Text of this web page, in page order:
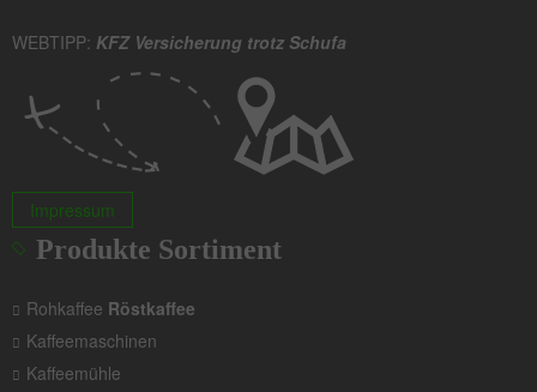
WEBTIPP: KFZ Versicherung trotz Schufa
Impressum
Produkte Sortiment
Rohkaffee Röstkaffee
Kaffeemaschinen
Kaffeemühle